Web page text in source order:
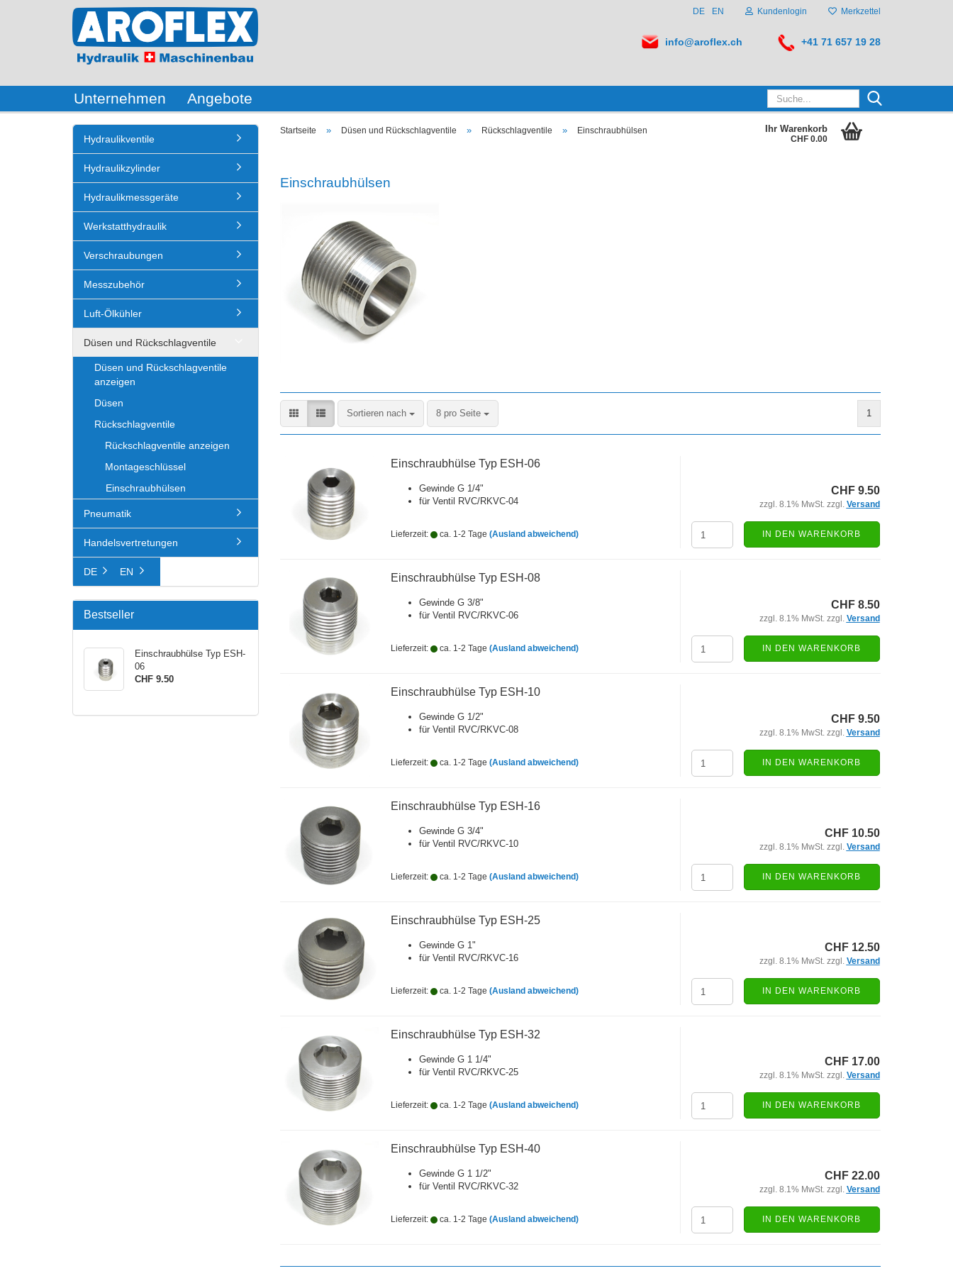
DE EN Kundenlogin Merkzettel
info@aroflex.ch +41 71 657 19 28
Unternehmen Angebote Suche...
Startseite » Düsen und Rückschlagventile » Rückschlagventile » Einschraubhülsen Ihr Warenkorb
CHF 0.00
Einschraubhülsen
Sortieren nach
Sortieren nach 8 pro Seite
pro Seite 1
Einschraubhülse Typ ESH-06
Gewinde G 1/4"
für Ventil RVC/RKVC-04
Lieferzeit: ca. 1-2 Tage (Ausland abweichend)
CHF 9.50
zzgl. 8.1% MwSt. zzgl. Versand
IN DEN WARENKORB
Einschraubhülse Typ ESH-08
Gewinde G 3/8"
für Ventil RVC/RKVC-06
Lieferzeit: ca. 1-2 Tage (Ausland abweichend)
CHF 8.50
zzgl. 8.1% MwSt. zzgl. Versand
IN DEN WARENKORB
Einschraubhülse Typ ESH-10
Gewinde G 1/2"
für Ventil RVC/RKVC-08
Lieferzeit: ca. 1-2 Tage (Ausland abweichend)
CHF 9.50
zzgl. 8.1% MwSt. zzgl. Versand
IN DEN WARENKORB
Einschraubhülse Typ ESH-16
Gewinde G 3/4"
für Ventil RVC/RKVC-10
Lieferzeit: ca. 1-2 Tage (Ausland abweichend)
CHF 10.50
zzgl. 8.1% MwSt. zzgl. Versand
IN DEN WARENKORB
Einschraubhülse Typ ESH-25
Gewinde G 1"
für Ventil RVC/RKVC-16
Lieferzeit: ca. 1-2 Tage (Ausland abweichend)
CHF 12.50
zzgl. 8.1% MwSt. zzgl. Versand
IN DEN WARENKORB
Einschraubhülse Typ ESH-32
Gewinde G 1 1/4"
für Ventil RVC/RKVC-25
Lieferzeit: ca. 1-2 Tage (Ausland abweichend)
CHF 17.00
zzgl. 8.1% MwSt. zzgl. Versand
IN DEN WARENKORB
Einschraubhülse Typ ESH-40
Gewinde G 1 1/2"
für Ventil RVC/RKVC-32
Lieferzeit: ca. 1-2 Tage (Ausland abweichend)
CHF 22.00
zzgl. 8.1% MwSt. zzgl. Versand
IN DEN WARENKORB
Hydraulikventile
Hydraulikzylinder
Hydraulikmessgeräte
Werkstatthydraulik
Verschraubungen
Messzubehör
Luft-Ölkühler
Düsen und Rückschlagventile
Düsen und Rückschlagventile
anzeigen
Düsen
Rückschlagventile
Rückschlagventile anzeigen
Montageschlüssel
Einschraubhülsen
Pneumatik
Handelsvertretungen
DE EN
Bestseller
Einschraubhülse Typ ESH-
06
CHF 9.50